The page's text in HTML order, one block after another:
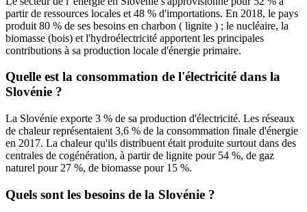
partir de ressources locales et 48 % d'importations. En 2018, le pays
produit 80 % de ses besoins en charbon ( lignite ) ; le nucléaire, la
biomasse (bois) et l'hydroélectricité apportent les principales
contributions à sa production locale d'énergie primaire.
Quelle est la consommation de l'électricité dans la
Slovénie ?
La Slovénie exporte 3 % de sa production d'électricité. Les réseaux
de chaleur représentaient 3,6 % de la consommation finale d'énergie
en 2017. La chaleur qu'ils distribuent était produite surtout dans des
centrales de cogénération, à partir de lignite pour 54 %, de gaz
naturel pour 27 %, de biomasse pour 15 %.
Quels sont les besoins de la Slovénie ?